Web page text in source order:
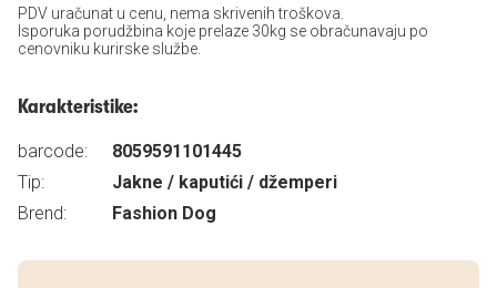
PDV uračunat u cenu, nema skrivenih troškova.
Isporuka porudžbina koje prelaze 30kg se obračunavaju po
cenovniku kurirske službe.
Karakteristike:
barcode:
8059591101445
Tip:
Jakne / kaputići / džemperi
Brend:
Fashion Dog